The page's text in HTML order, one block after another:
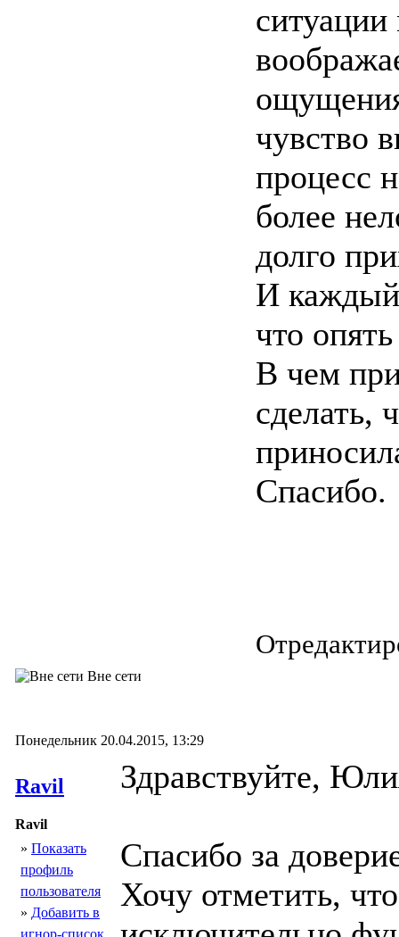
чувство
процесс
более
долго
И каждый
что
В чем
сделать,
Спасибо.
Вне сети
Понедельник 20.04.2015, 13:29
Ravil
Ravil
» Показать
профиль
пользователя
» Добавить в
игнор-список
Здравствуйте,
Спасибо за
Хочу отметить,